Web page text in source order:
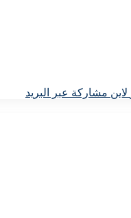
لاين مشاركة عبر البريد